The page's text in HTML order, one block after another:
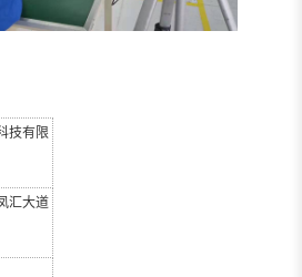
技有限
汇大道